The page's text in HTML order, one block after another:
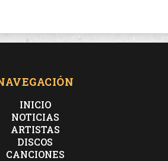
INICIO
NOTICIAS
ARTISTAS
DISCOS
CANCIONES